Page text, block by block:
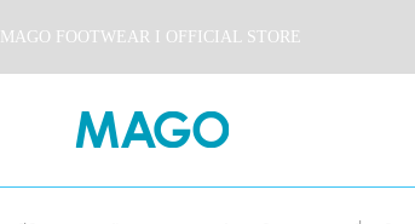
MAGO FOOTWEAR I OFFICIAL STORE